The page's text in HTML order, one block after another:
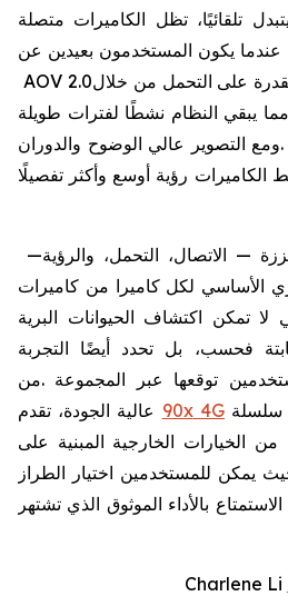
يتبدل تلقائيًا، تظل الكاميرات متصلة
عندما يكون المستخدمون بعيدين عن
على التحمل من خلالAOV 2.0
مما يبقي النظام نشطًا لفترات طويلة
.ومع التصوير عالي الوضوح والدوران
الكاميرات رؤية أوسع وأكثر تفصيلًا
— الاتصال، التحمل، والرؤية—
الأساسي لكل كاميرا من كاميرات
لا تمكن اكتشاف الحيوانات البرية
فحسب، بل تحدد أيضًا التجربة
توقعها عبر المجموعة .من
سلسلة 90x4G عالية الجودة، تقدم
من الخيارات الخارجية المبنية على
يمكن للمستخدمين اختيار الطراز
الاستمتاع بالأداء الموثوق الذي تشتهر
Charlene Li